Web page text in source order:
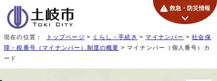
救急・防災情報
現在の位置： トップページ > くらし・手続き > マイナンバー >社会保
障・税番号（マイナンバー）制度の概要 > マイナンバー（個人番号）カ
ード